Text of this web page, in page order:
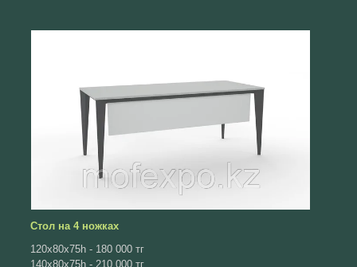
Стол на 4 ножках
120x80x75h - 180 000 тг
140x80x75h - 210 000 тг